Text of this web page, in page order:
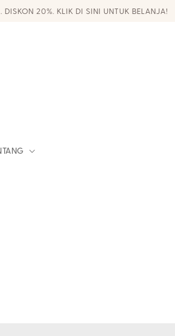
20%. KLIK DI SINI UNTUK BELANJA!